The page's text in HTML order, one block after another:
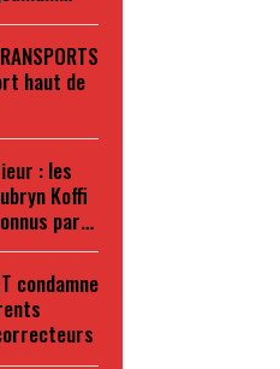
haut de
: les
Koffi
par…
condamne